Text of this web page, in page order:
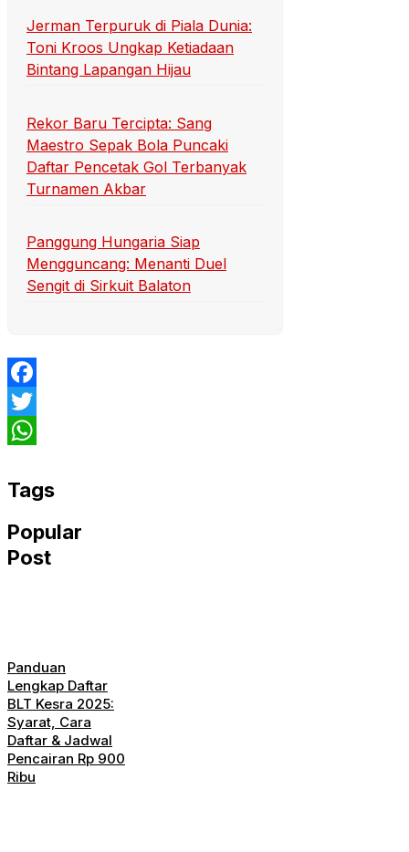
Jerman Terpuruk di Piala Dunia:
Toni Kroos Ungkap Ketiadaan
Bintang Lapangan Hijau
Rekor Baru Tercipta: Sang
Maestro Sepak Bola Puncaki
Daftar Pencetak Gol Terbanyak
Turnamen Akbar
Panggung Hungaria Siap
Mengguncang: Menanti Duel
Sengit di Sirkuit Balaton
Facebook
Twitter
Tags
Popular
Post
Panduan
Lengkap Daftar
BLT Kesra 2025:
Syarat, Cara
Daftar & Jadwal
Pencairan Rp 900
Ribu